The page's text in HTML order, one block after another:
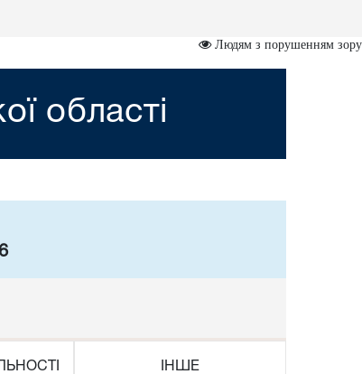
Людям з порушенням зору
області
ІНШЕ